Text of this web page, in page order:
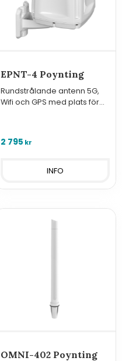
EPNT-4 Poynting
Rundstrålande antenn 5G,
Wifi och GPS med plats för
2 795 kr
INFO
OMNI-402 Poynting